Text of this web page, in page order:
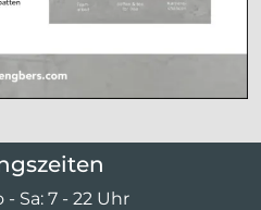
Sa: 7 - 22 Uhr